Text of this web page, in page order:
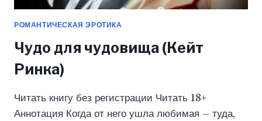
РОМАНТИЧЕСКАЯ ЭРОТИКА
Чудо для чудовища (Кейт
Ринка)
Читать книгу без регистрации Читать 18+
Аннотация Когда от него ушла любимая – туда,